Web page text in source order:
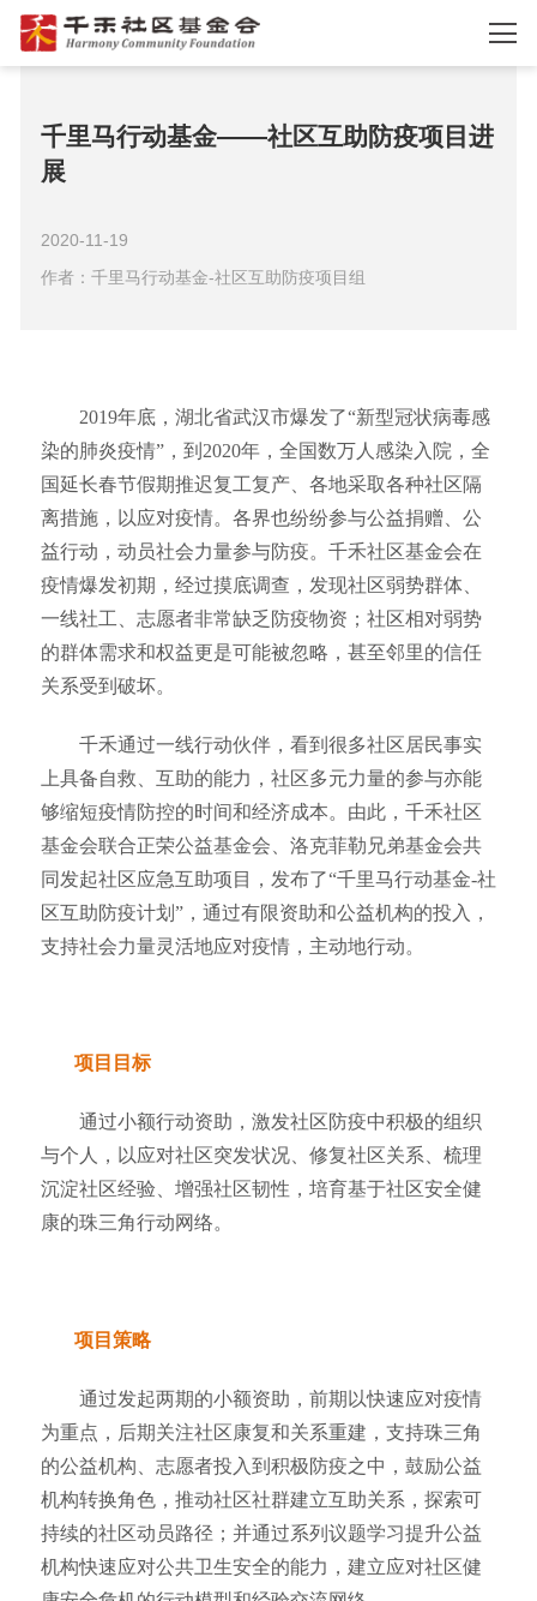
千里马行动基金——社区互助防疫项目进
展
2020-11-19
作者：千里马行动基金-社区互助防疫项目组
2019年底，湖北省武汉市爆发了“新型冠状病毒感
染的肺炎疫情”，到2020年，全国数万人感染入院，全
国延长春节假期推迟复工复产、各地采取各种社区隔
离措施，以应对疫情。各界也纷纷参与公益捐赠、公
益行动，动员社会力量参与防疫。千禾社区基金会在
疫情爆发初期，经过摸底调查，发现社区弱势群体、
一线社工、志愿者非常缺乏防疫物资；社区相对弱势
的群体需求和权益更是可能被忽略，甚至邻里的信任
关系受到破坏。
千禾通过一线行动伙伴，看到很多社区居民事实
上具备自救、互助的能力，社区多元力量的参与亦能
够缩短疫情防控的时间和经济成本。由此，千禾社区
基金会联合正荣公益基金会、洛克菲勒兄弟基金会共
同发起社区应急互助项目，发布了“千里马行动基金-社
区互助防疫计划”，通过有限资助和公益机构的投入，
支持社会力量灵活地应对疫情，主动地行动。
项目目标
通过小额行动资助，激发社区防疫中积极的组织
与个人，以应对社区突发状况、修复社区关系、梳理
沉淀社区经验、增强社区韧性，培育基于社区安全健
康的珠三角行动网络。
项目策略
通过发起两期的小额资助，前期以快速应对疫情
为重点，后期关注社区康复和关系重建，支持珠三角
的公益机构、志愿者投入到积极防疫之中，鼓励公益
机构转换角色，推动社区社群建立互助关系，探索可
持续的社区动员路径；并通过系列议题学习提升公益
机构快速应对公共卫生安全的能力，建立应对社区健